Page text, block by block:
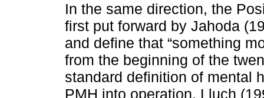
In the same direction, the
first put forward by Jahoda
and define that “something
from the beginning of the
standard definition of mental
PMH into operation, Lluch